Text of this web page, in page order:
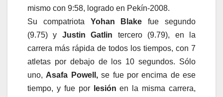
mismo con 9:58, logrado en Pekín-2008.
Su compatriota Yohan Blake fue segundo
(9.75) y Justin Gatlin tercero (9.79), en la
carrera más rápida de todos los tiempos, con 7
atletas por debajo de los 10 segundos. Sólo
uno, Asafa Powell,se fue por encima de ese
tiempo, y fue porlesión en la misma carrera,